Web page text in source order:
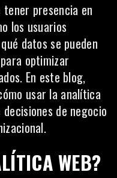
presencia en
los usuarios
datos se pueden
optimizar
En este blog,
usar la analítica
de negocio
WEB?